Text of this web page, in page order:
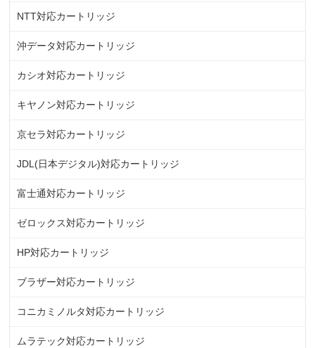
NTT対応カートリッジ
沖データ対応カートリッジ
カシオ対応カートリッジ
キヤノン対応カートリッジ
京セラ対応カートリッジ
JDL(日本デジタル)対応カートリッジ
富士通対応カートリッジ
ゼロックス対応カートリッジ
HP対応カートリッジ
ブラザー対応カートリッジ
コニカミノルタ対応カートリッジ
ムラテック対応カートリッジ